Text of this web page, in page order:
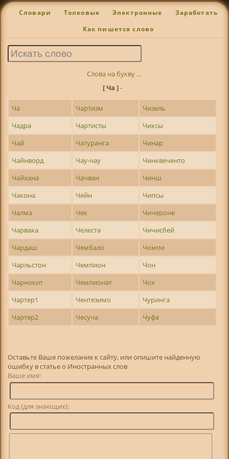
Словари Толковые Электронные Заработать
Как пишется слово
Слова на букву ...
[ Ча ]-
Ча Чартизм
Чизель
Чадра
Чартисты
Чиксы
Чай
Чатуранга
Чинар
Чайнворд
Чау-чау
Чинквеченто
Чайхана
Чачван
Чинш
Чакона
Чейн
Чипсы
Чалма
Чек
Чичероне
Чарвака
Челеста
Чичисбей
Чардаш
Чембало
Чомпи
Чарльстон
Чемпион
Чон
Чарнокит
Чемпионат
Чох
Чартер1
Чентезимо
Чуринга
Чартер2
Чесуча Чуфа
Оставьте Ваше пожелание к сайту, или опишите найденную
ошибку в статье о Иностранных слов
Ваше имя:
Код (для знающих):